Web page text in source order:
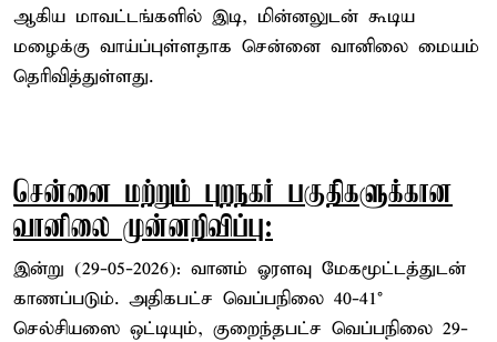
ஆகிய மாவட்டங்களில் இடி, மின்னலுடன் கூடிய
மழைக்கு வாய்ப்புள்ளதாக சென்னை வானிலை மையம்
தெரிவித்துள்ளது.
சென்னை மற்றும் புறநகர் பகுதிகளுக்கான
வானிலை முன்னறிவிப்பு:
இன்று (29-05-2026): வானம் ஓரளவு மேகமூட்டத்துடன்
காணப்படும். அதிகபட்ச வெப்பநிலை 40-41°
செல்சியஸை ஒட்டியும், குறைந்தபட்ச வெப்பநிலை 29-